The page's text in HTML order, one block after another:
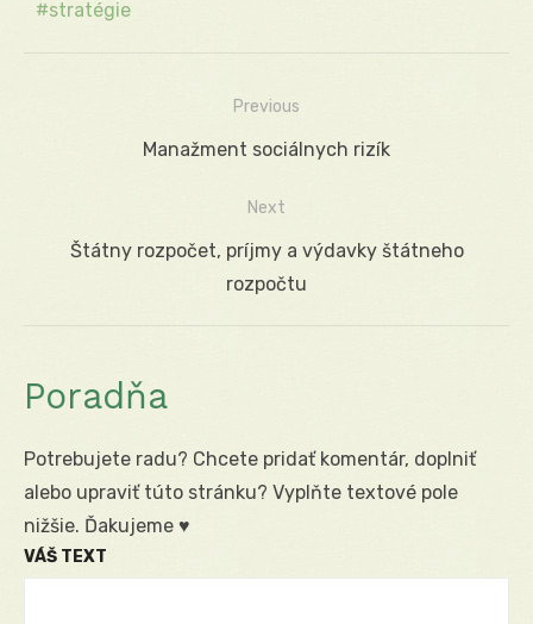
stratégie
Navigácia
Previous
Previous
Manažment sociálnych rizík
Next
NextŠtátny rozpočet, príjmy a výdavky štátneho
rozpočtu
Poradňa
Potrebujete radu? Chcete pridať komentár, doplniť
alebo upraviť túto stránku? Vyplňte textové pole
nižšie. Ďakujeme ♥
VÁŠ TEXT